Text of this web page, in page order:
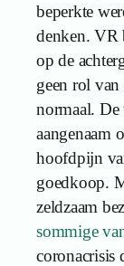
beperkte
denken. VR
op de
geen rol
normaal. De
aangenaam
hoofdpijn
goedkoop.
zeldzaam
sommige
coronacrisis